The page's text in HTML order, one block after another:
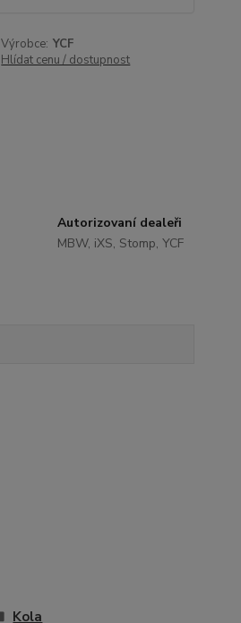
Výrobce: YCF
Hlídat cenu / dostupnost
Autorizovaní dealeři
MBW, iXS, Stomp, YCF
Kola